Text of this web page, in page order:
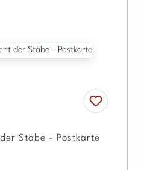
Stäbe - Postkarte